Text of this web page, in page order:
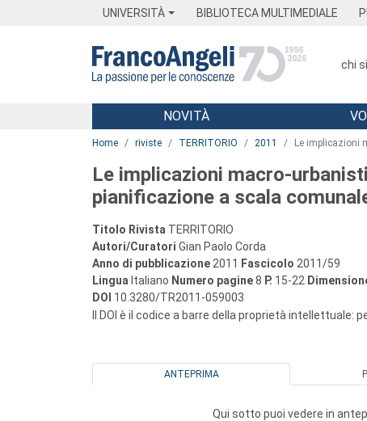
UNIVERSITÀ BIBLIOTECA MULTIMEDIALE
chi
Menu
NOVITÀ
Home riviste TERRITORIO 2011 Le implicazioni
Le implicazioni macro-
pianificazione a scala
Titolo Rivista TERRITORIO
Autori/Curatori Gian Paolo Corda
Anno di pubblicazione 2011 Fascicolo 2011/59
Lingua Italiano Numero pagine8 P. 15-22
DOI 10.3280/TR2011-059003
Il DOI è il codice a barre della proprietà intellettuale:
ANTEPRIMA
Qui sotto puoi vedere in